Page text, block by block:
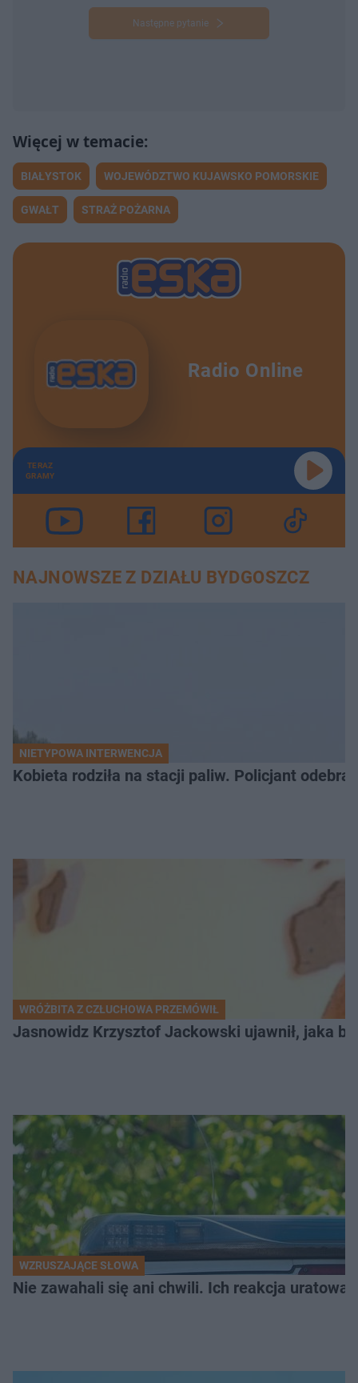
Następne pytanie
BIAŁYSTOK WOJEWÓDZTWO KUJAWSKO POMORSKIE
GWAŁT STRAŻ POŻARNA
Radio Online
TERAZ
GRAMY
NAJNOWSZE Z DZIAŁU BYDGOSZCZ
NIETYPOWA INTERWENCJA
Kobieta rodziła na stacji paliw. Policjant
WRÓŻBITA Z CZŁUCHOWA PRZEMÓWIŁ
Jasnowidz Krzysztof Jackowski ujawnił, jaka
WZRUSZAJĄCE SŁOWA
Nie zawahali się ani chwili. Ich reakcja